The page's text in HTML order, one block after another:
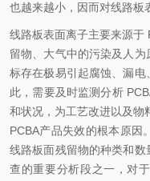
也越来越小，因而对线路板
线路板表面离子主要来源于
留物、大气中的污染及人
标存在极易引起腐蚀、漏
此，需要及时监测分析
和状况，为工艺改进以及物
PCBA产品失效的根本原因
线路板面残留物的种类和
查的重要分析段之一，对